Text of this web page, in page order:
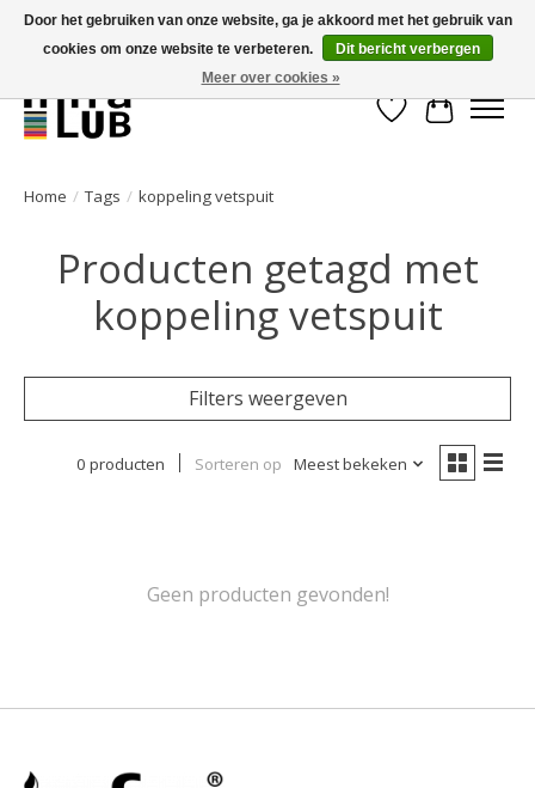
Minder stilstand, meer rendement!
Verlanglijst
Home / Tags / koppeling vetspuit
Producten getagd met
koppeling vetspuit
Filters weergeven
0 producten Sorteren op Meest bekeken
Geen producten gevonden!
Door het gebruiken van onze website, ga je akkoord met het gebruik van
cookies om onze website te verbeteren.
Dit bericht verbergen
Meer over cookies »